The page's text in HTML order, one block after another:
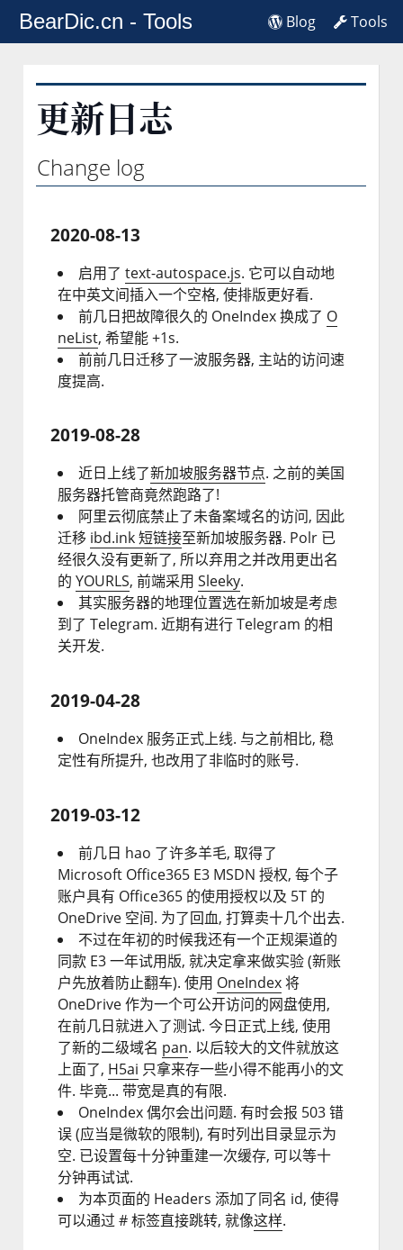
BearDic.cn - Tools Blog Tools
更新日志
Change log
2020-08-13
启用了 text-autospace.js. 它可以自动地
在中英文间插入一个空格, 使排版更好看.
前几日把故障很久的 OneIndex 换成了 O
neList, 希望能 +1s.
前前几日迁移了一波服务器, 主站的访问速
度提高.
2019-08-28
近日上线了新加坡服务器节点. 之前的美国
服务器托管商竟然跑路了!
阿里云彻底禁止了未备案域名的访问, 因此
迁移 ibd.ink 短链接至新加坡服务器. Polr 已
经很久没有更新了, 所以弃用之并改用更出名
的 YOURLS, 前端采用 Sleeky.
其实服务器的地理位置选在新加坡是考虑
到了 Telegram. 近期有进行 Telegram 的相
关开发.
2019-04-28
OneIndex 服务正式上线. 与之前相比, 稳
定性有所提升, 也改用了非临时的账号.
2019-03-12
前几日 hao 了许多羊毛, 取得了
Microsoft Office365 E3 MSDN 授权, 每个子
账户具有 Office365 的使用授权以及 5T 的
OneDrive 空间. 为了回血, 打算卖十几个出去.
不过在年初的时候我还有一个正规渠道的
同款 E3 一年试用版, 就决定拿来做实验 (新账
户先放着防止翻车). 使用 OneIndex将
OneDrive 作为一个可公开访问的网盘使用,
在前几日就进入了测试. 今日正式上线, 使用
了新的二级域名 pan. 以后较大的文件就放这
上面了, H5ai 只拿来存一些小得不能再小的文
件. 毕竟... 带宽是真的有限.
OneIndex 偶尔会出问题. 有时会报 503 错
误 (应当是微软的限制), 有时列出目录显示为
空. 已设置每十分钟重建一次缓存, 可以等十
分钟再试试.
为本页面的 Headers 添加了同名 id, 使得
可以通过 # 标签直接跳转, 就像这样.